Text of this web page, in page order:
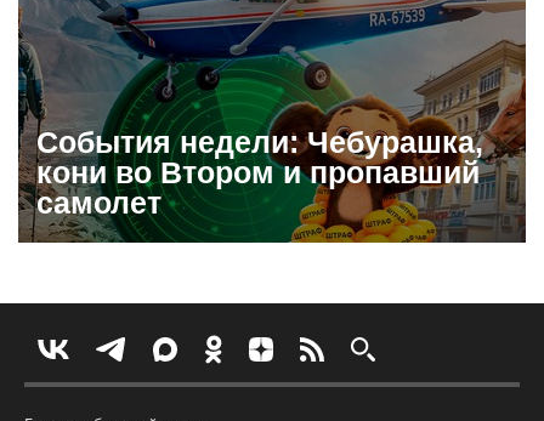
События недели: Чебурашка,
кони во Втором и пропавший
самолет